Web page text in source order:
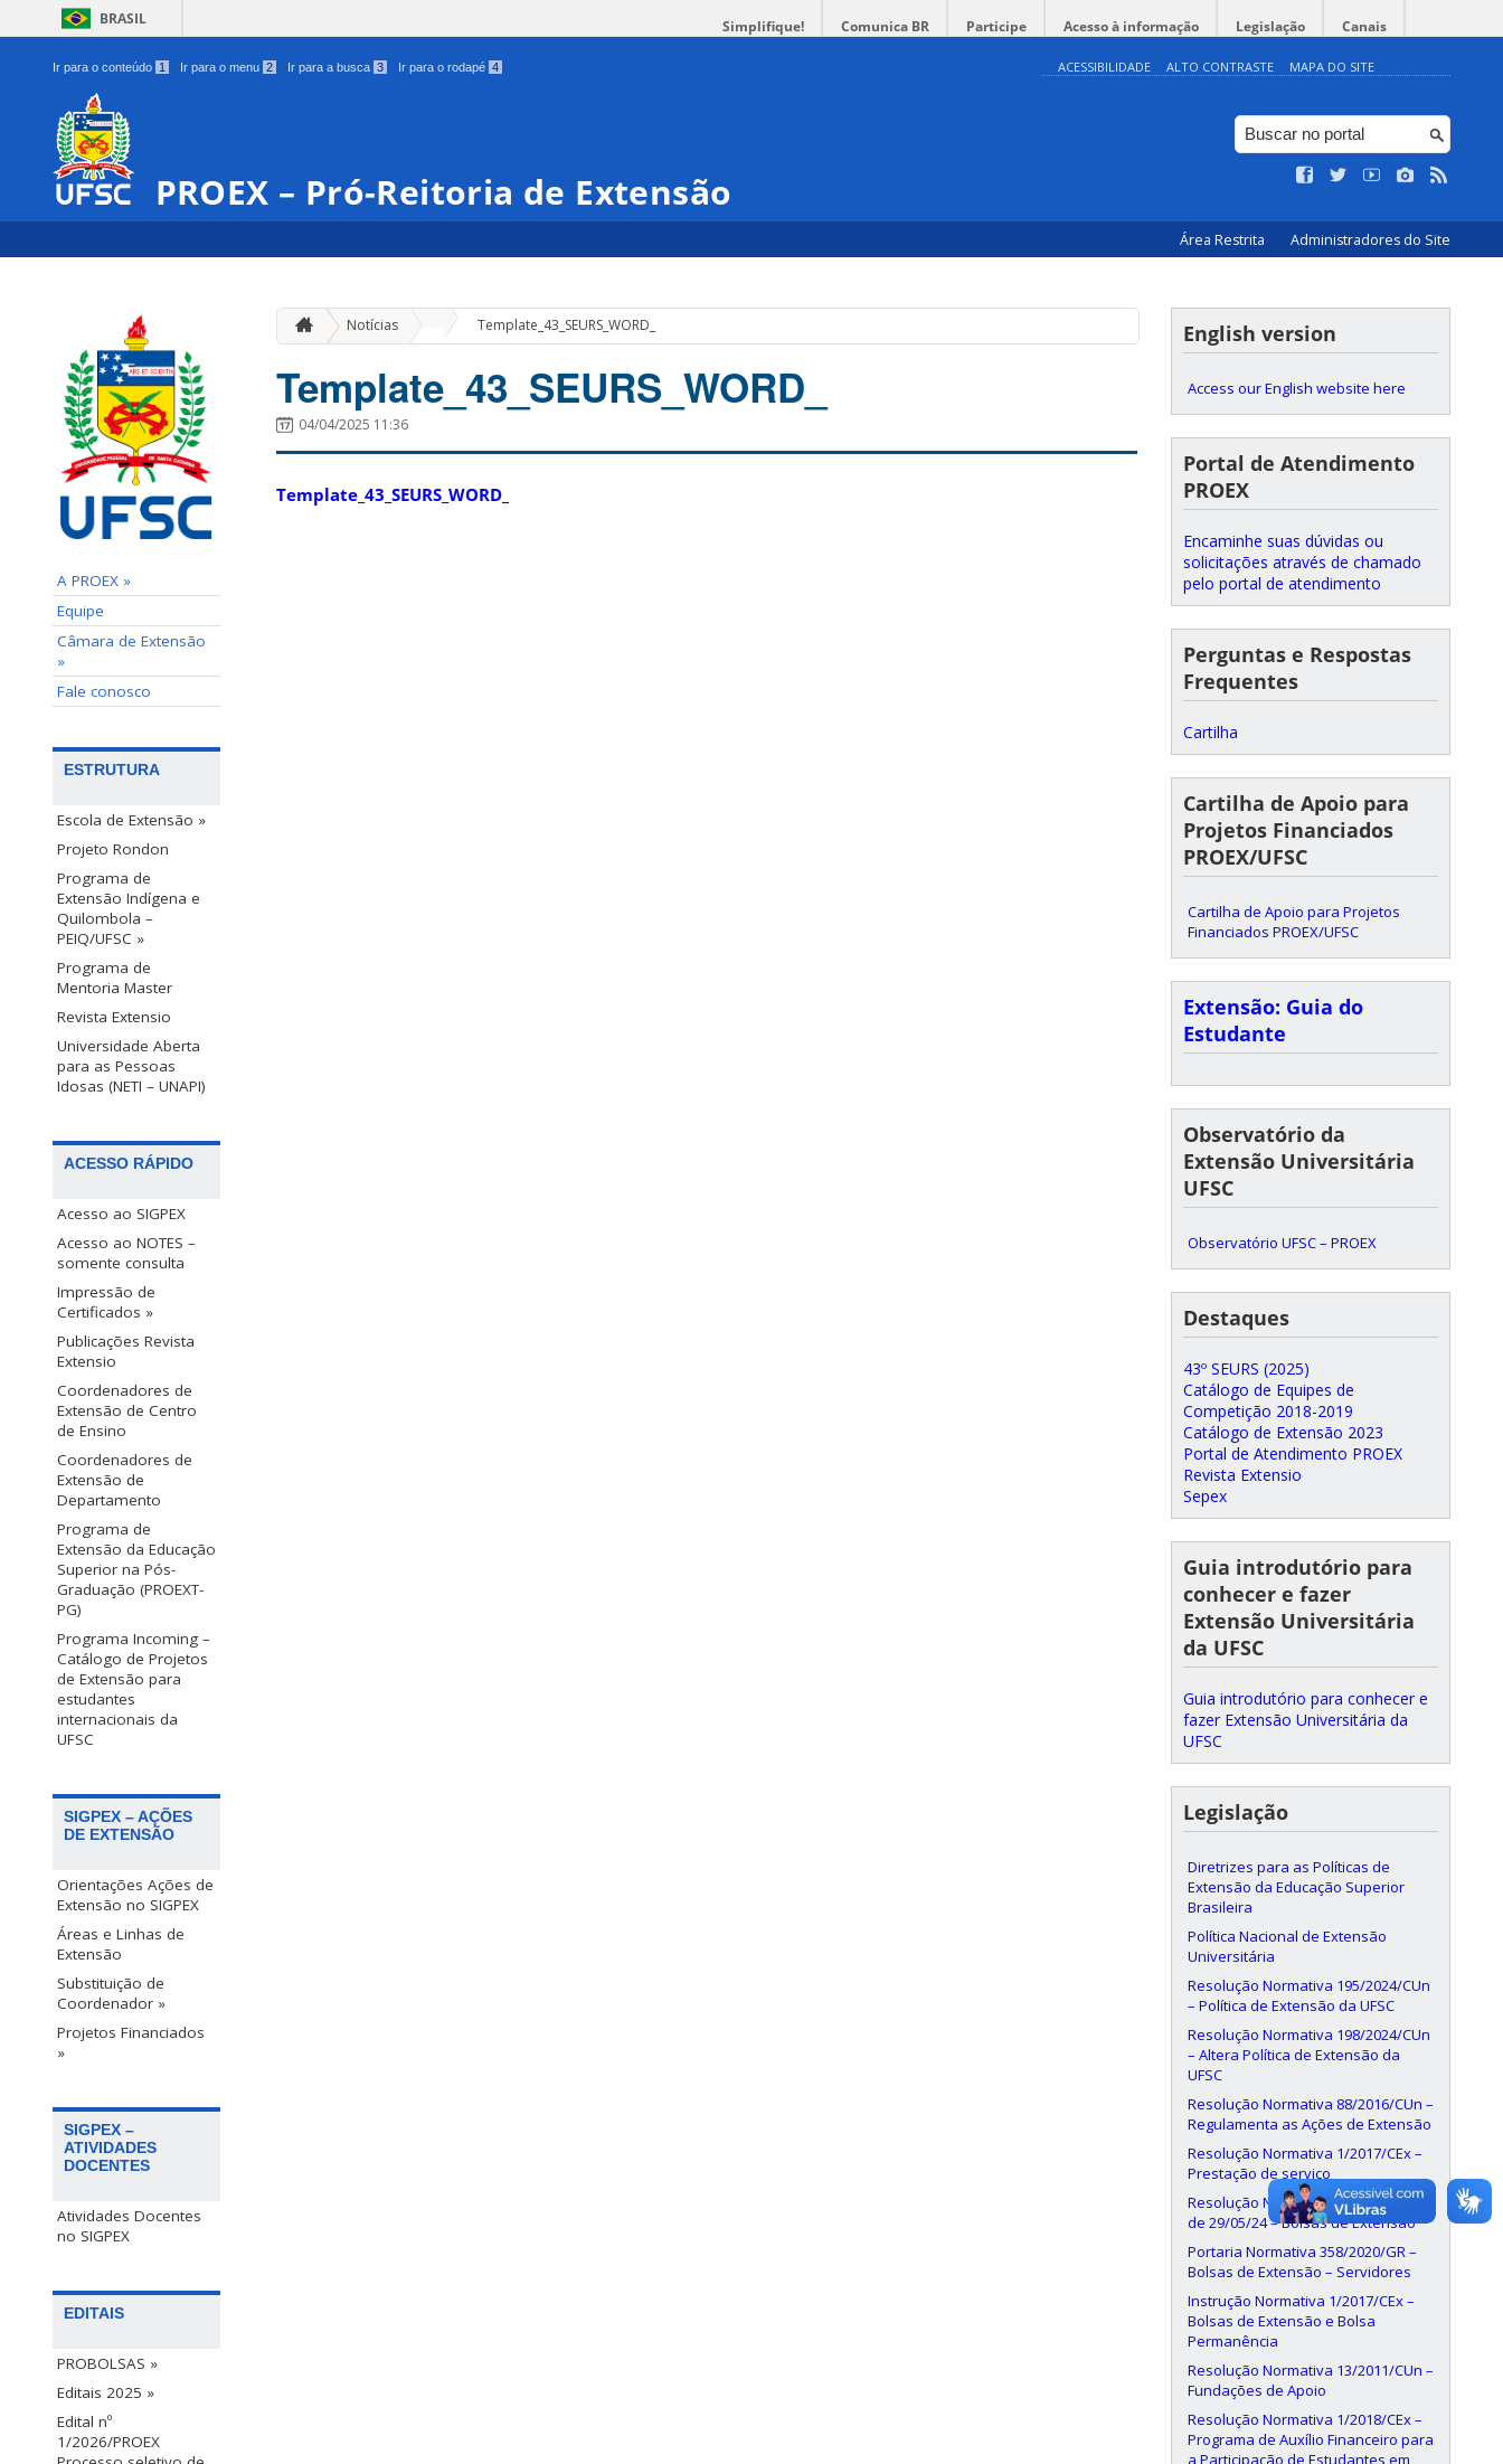
BRASIL Simplifique! Comunica BR Participe Acesso à informação Legislação Canais
Ir para o conteúdo 1 Ir para o menu 2 Ir para a busca 3 Ir para o rodapé 4 ACESSIBILIDADE ALTO CONTRASTE MAPA DO SITE
PROEX – Pró-Reitoria de Extensão
Área Restrita Administradores do Site
A PROEX »
Equipe
Câmara de Extensão
»
Fale conosco
ESTRUTURA
Escola de Extensão »
Projeto Rondon
Programa de
Extensão Indígena e
Quilombola –
PEIQ/UFSC »
Programa de
Mentoria Master
Revista Extensio
Universidade Aberta
para as Pessoas
Idosas (NETI – UNAPI)
ACESSO RÁPIDO
Acesso ao SIGPEX
Acesso ao NOTES –
somente consulta
Impressão de
Certificados »
Publicações Revista
Extensio
Coordenadores de
Extensão de Centro
de Ensino
Coordenadores de
Extensão de
Departamento
Programa de
Extensão da Educação
Superior na Pós-
Graduação (PROEXT-
PG)
Programa Incoming –
Catálogo de Projetos
de Extensão para
estudantes
internacionais da
UFSC
SIGPEX – AÇÕES
DE EXTENSÃO
Orientações Ações de
Extensão no SIGPEX
Áreas e Linhas de
Extensão
Substituição de
Coordenador »
Projetos Financiados
»
SIGPEX –
ATIVIDADES
DOCENTES
Atividades Docentes
no SIGPEX
EDITAIS
PROBOLSAS »
Editais 2025 »
Edital nº
1/2026/PROEX
Notícias Template_43_SEURS_WORD_
Template_43_SEURS_WORD_
04/04/2025 11:36
Template_43_SEURS_WORD_
English version
Access our English website here
Portal de Atendimento
PROEX
Encaminhe suas dúvidas ou
solicitações através de chamado
pelo portal de atendimento
Perguntas e Respostas
Frequentes
Cartilha
Cartilha de Apoio para
Projetos Financiados
PROEX/UFSC
Cartilha de Apoio para Projetos
Financiados PROEX/UFSC
Extensão: Guia do
Estudante
Observatório da
Extensão Universitária
UFSC
Observatório UFSC – PROEX
Destaques
43º SEURS (2025)
Catálogo de Equipes de
Competição 2018-2019
Catálogo de Extensão 2023
Portal de Atendimento PROEX
Revista Extensio
Sepex
Guia introdutório para
conhecer e fazer
Extensão Universitária
da UFSC
Guia introdutório para conhecer e
fazer Extensão Universitária da
UFSC
Legislação
Diretrizes para as Políticas de
Extensão da Educação Superior
Brasileira
Política Nacional de Extensão
Universitária
Resolução Normativa 195/2024/CUn
– Política de Extensão da UFSC
Resolução Normativa 198/2024/CUn
– Altera Política de Extensão da
UFSC
Resolução Normativa 88/2016/CUn –
Regulamenta as Ações de Extensão
Resolução Normativa 1/2017/CEx –
Prestação de serviço
Resolução Normativa 190/2024/CUn,
de 29/05/24 – Bolsas de Extensão
Portaria Normativa 358/2020/GR –
Bolsas de Extensão – Servidores
Instrução Normativa 1/2017/CEx –
Bolsas de Extensão e Bolsa
Permanência
Resolução Normativa 13/2011/CUn –
Fundações de Apoio
Resolução Normativa 1/2018/CEx –
Programa de Auxílio Financeiro para
a Participação de Estudantes em